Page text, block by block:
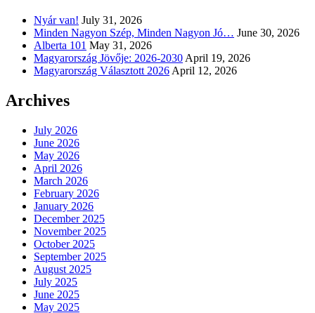
Nyár van! July 31, 2026
Minden Nagyon Szép, Minden Nagyon Jó… June 30, 2026
Alberta 101 May 31, 2026
Magyarország Jövője: 2026-2030 April 19, 2026
Magyarország Választott 2026 April 12, 2026
Archives
July 2026
June 2026
May 2026
April 2026
March 2026
February 2026
January 2026
December 2025
November 2025
October 2025
September 2025
August 2025
July 2025
June 2025
May 2025